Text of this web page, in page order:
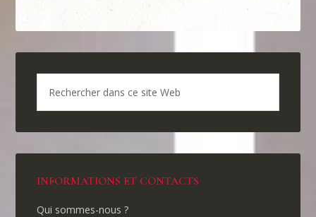
INFORMATIONS ET CONTACTS
Qui sommes-nous ?